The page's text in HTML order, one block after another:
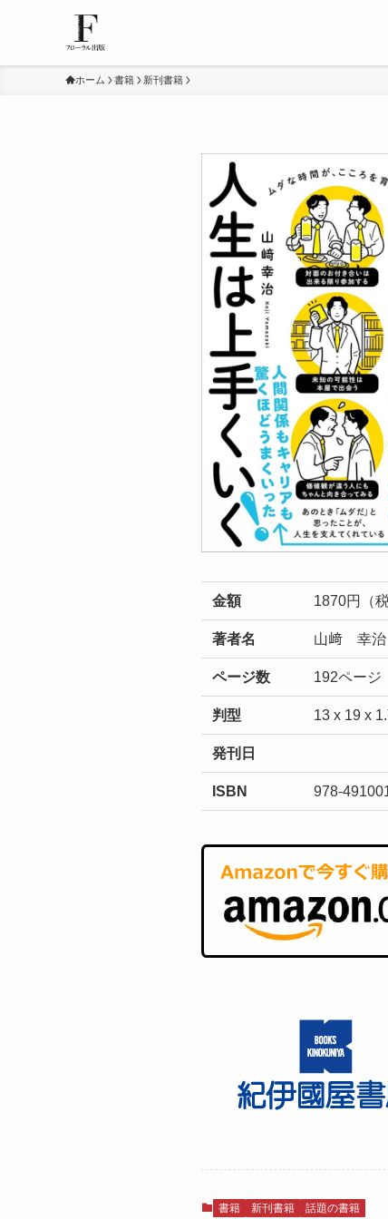
ホーム 書籍 新刊書籍
金額 1870円（税
著者名 山﨑 幸治
ページ数 192ページ
判型 13 x 19 x
発刊日
ISBN 978-
書籍 新刊書籍 話題の書籍